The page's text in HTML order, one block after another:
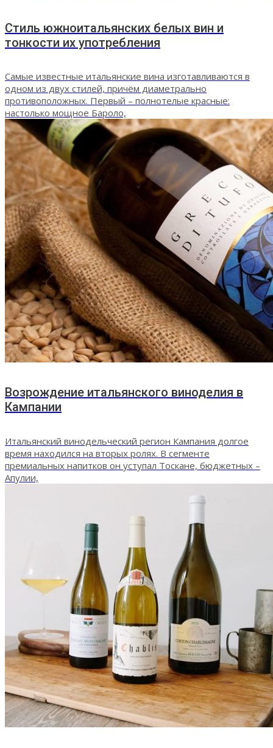
Стиль южноитальянских белых вин и
тонкости их употребления
Самые известные итальянские вина изготавливаются в
одном из двух стилей, причём диаметрально
противоположных. Первый – полнотелые красные:
настолько мощное Бароло,
Возрождение итальянского виноделия в
Кампании
Итальянский винодельческий регион Кампания долгое
время находился на вторых ролях. В сегменте
премиальных напитков он уступал Тоскане, бюджетных –
Апулии,